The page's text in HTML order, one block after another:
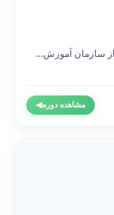
مشاهده دوره◀